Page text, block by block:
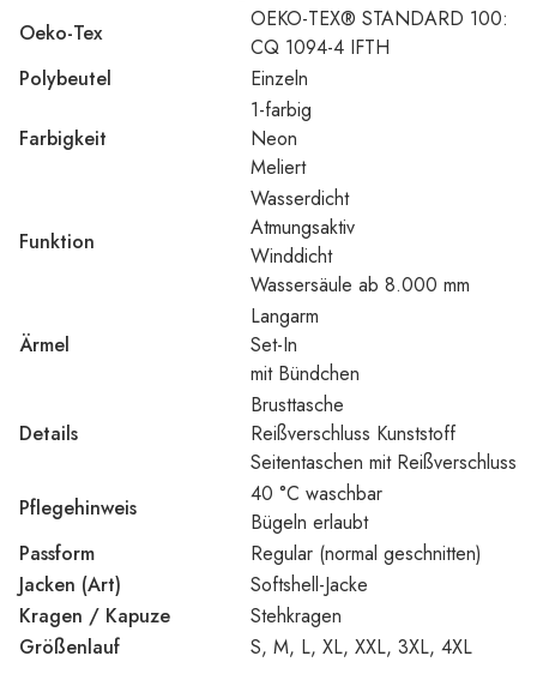
Oeko-Tex
OEKO-TEX® STANDARD 100:
CQ 1094-4 IFTH
Polybeutel
Einzeln
Farbigkeit
1-farbig
Neon
Meliert
Funktion
Wasserdicht
Atmungsaktiv
Winddicht
Wassersäule ab 8.000 mm
Ärmel
Langarm
Set-In
mit Bündchen
Details
Brusttasche
Reißverschluss Kunststoff
Seitentaschen mit Reißverschluss
Pflegehinweis
40 °C waschbar
Bügeln erlaubt
Passform
Regular (normal geschnitten)
Jacken (Art)
Softshell-Jacke
Kragen / Kapuze
Stehkragen
Größenlauf
S, M, L, XL, XXL, 3XL, 4XL